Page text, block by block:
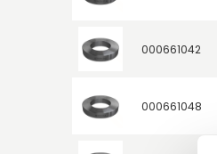
000661042
000661048